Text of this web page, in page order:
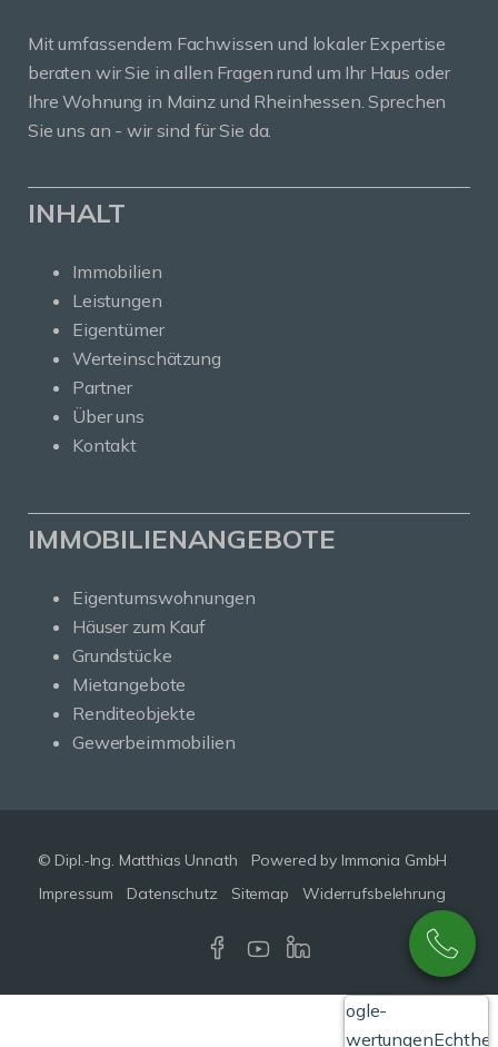
Mit umfassendem Fachwissen und lokaler Expertise
beraten wir Sie in allen Fragen rund um Ihr Haus oder
Ihre Wohnung in Mainz und Rheinhessen. Sprechen
Sie uns an - wir sind für Sie da.
INHALT
Immobilien
Leistungen
Eigentümer
Werteinschätzung
Partner
Über uns
Kontakt
IMMOBILIENANGEBOTE
Eigentumswohnungen
Häuser zum Kauf
Grundstücke
Mietangebote
Renditeobjekte
Gewerbeimmobilien
© Dipl.-Ing. Matthias Unnath
Powered by Immonia GmbH
Impressum
Datenschutz Sitemap Widerrufsbelehrung
Google-
Bewertungen